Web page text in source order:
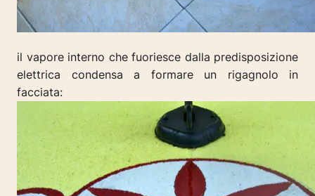
il vapore interno che fuoriesce dalla predisposizione
elettrica condensa a formare un rigagnolo in
facciata: